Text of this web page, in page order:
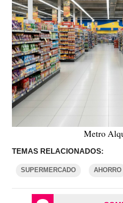
Metro
TEMAS RELACIONADOS:
SUPERMERCADO AHORRO